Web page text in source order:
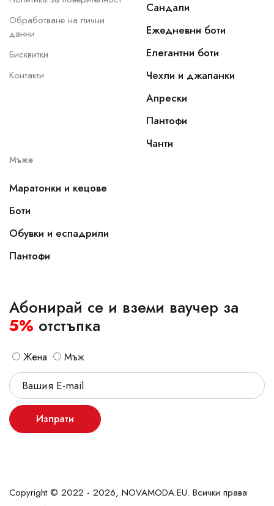
Обработване на лични
данни
Бисквитки
Контакти
Сандали
Ежедневни боти
Елегантни боти
Чехли и джапанки
Апрески
Пантофи
Чанти
Мъже
Маратонки и кецове
Боти
Обувки и еспадрили
Пантофи
Абонирай се и вземи ваучер за
5% отстъпка
Жена Мъж
Изпрати
Copyright © 2022 - 2026, NOVAMODA.EU. Всички права